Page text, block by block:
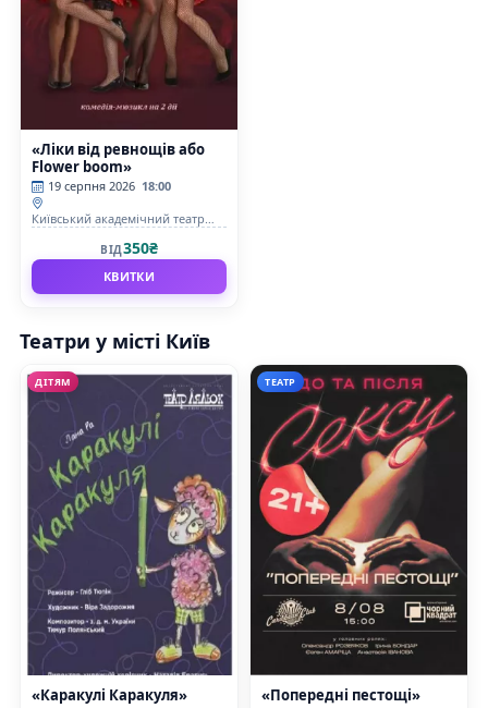
«Ліки від ревнощів або
Flower boom»
19 серпня 2026 18:00
Київський академічний театр
ВІД350₴
КВИТКИ
Театри у місті Київ
ДІТЯМ
«Каракулі Каракуля»
ТЕАТР
«Попередні пестощі»